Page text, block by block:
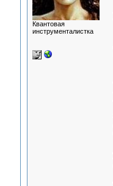
Квантовая
инструменталистка